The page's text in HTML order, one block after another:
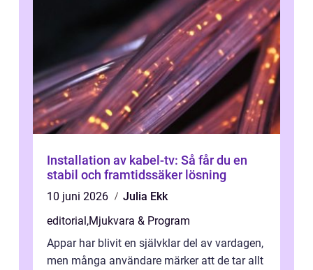
Installation av kabel-tv: Så får du en
stabil och framtidssäker lösning
10 juni 2026
Julia Ekk
editorial,Mjukvara & Program
Appar har blivit en självklar del av vardagen,
men många användare märker att de tar allt